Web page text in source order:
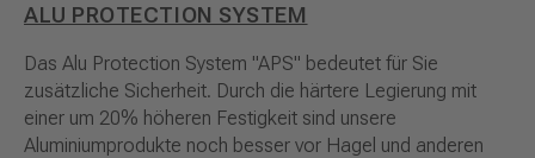
ALU PROTECTION SYSTEM
Das Alu Protection System "APS" bedeutet für Sie
zusätzliche Sicherheit. Durch die härtere Legierung mit
einer um 20% höheren Festigkeit sind unsere
Aluminiumprodukte noch besser vor Hagel und anderen